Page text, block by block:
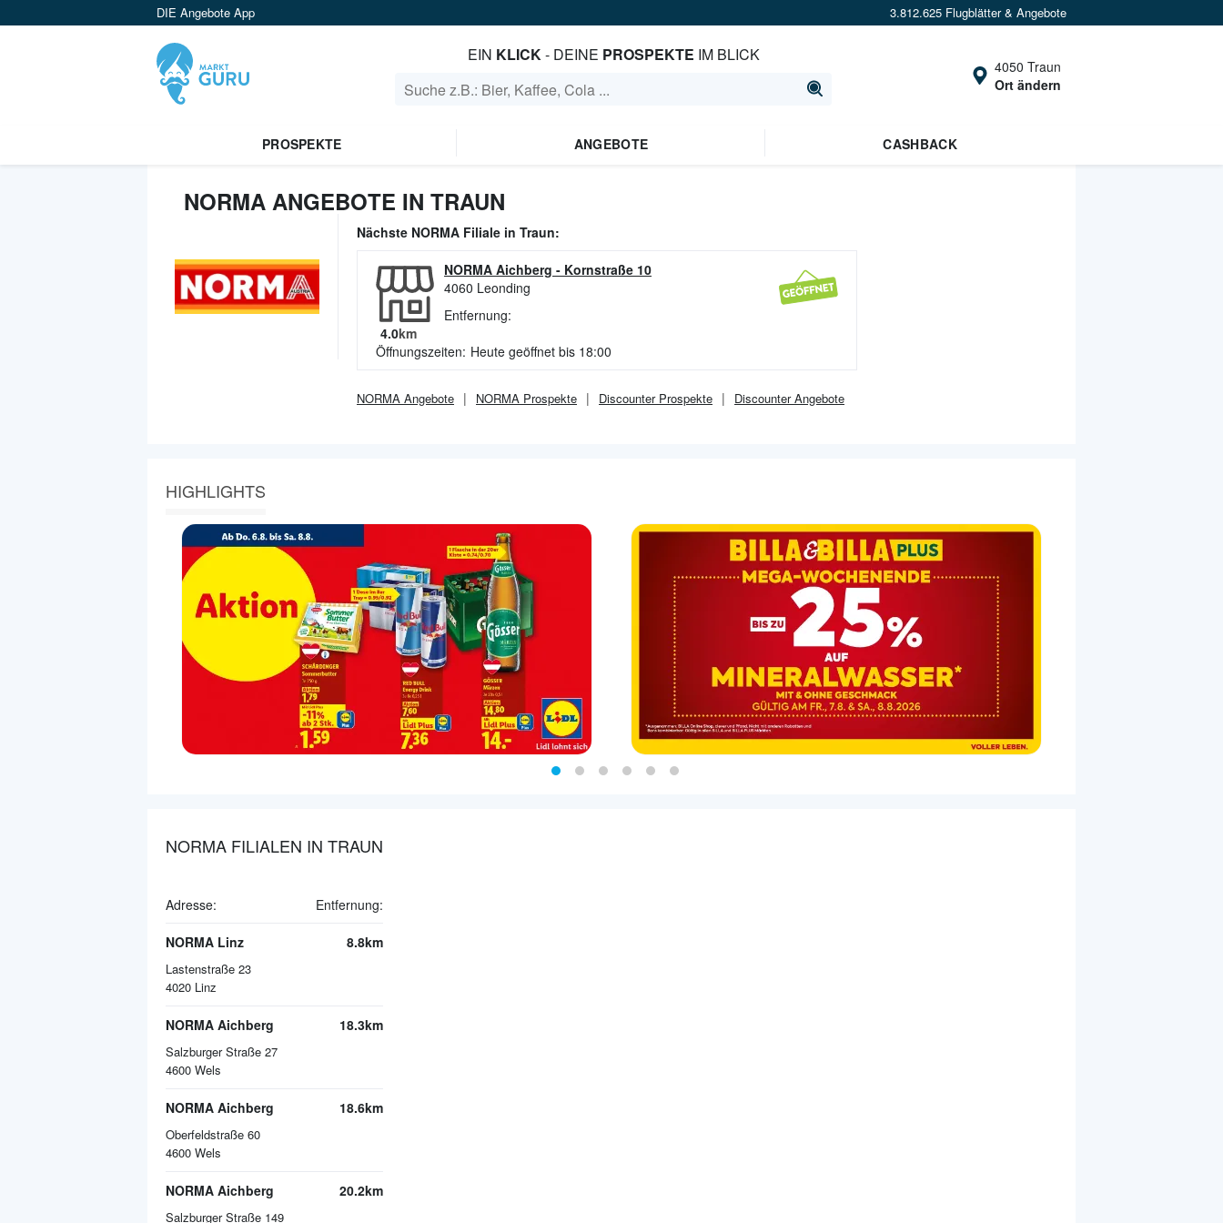
DIE Angebote App 3.812.625 Flugblätter & Angebote
EIN KLICK- DEINE PROSPEKTE IM BLICK
4050 Traun
Ort ändern
PROSPEKTE ANGEBOTE CASHBACK
NORMA ANGEBOTE IN TRAUN
Nächste NORMA Filiale in Traun:
NORMA Aichberg - Kornstraße 10
4060 Leonding
Entfernung:
4.0km
Öffnungszeiten: Heute geöffnet bis 18:00
NORMA Angebote NORMA Prospekte DiscounterProspekte DiscounterAngebote
HIGHLIGHTS
NORMA FILIALEN IN TRAUN
Adresse: Entfernung:
NORMA Linz
Lastenstraße 23
4020 Linz
8.8km
NORMA Aichberg
Salzburger Straße 27
4600 Wels
18.3km
NORMA Aichberg
Oberfeldstraße 60
4600 Wels
18.6km
NORMA Aichberg
Salzburger Straße 149
20.2km